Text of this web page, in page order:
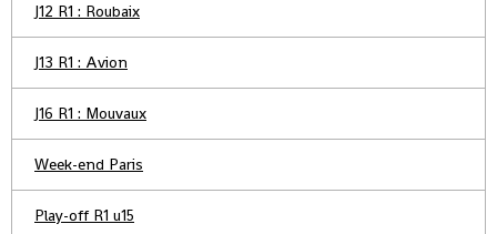
J12 R1 : Roubaix
J13 R1 : Avion
J16 R1 : Mouvaux
Week-end Paris
Play-off R1 u15